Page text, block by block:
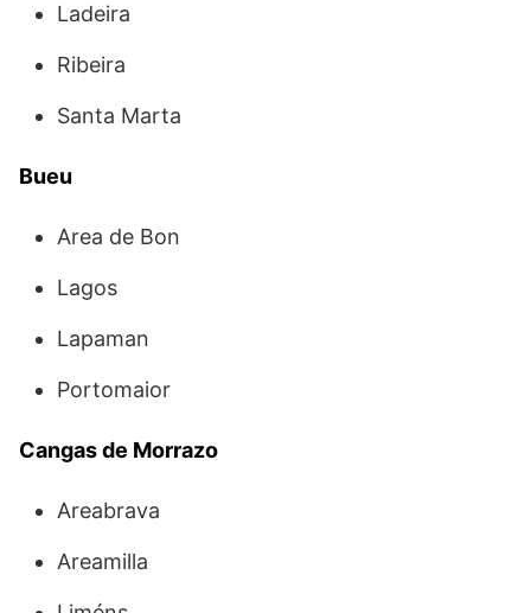
Ladeira
Ribeira
Santa Marta
Bueu
Area de Bon
Lagos
Lapaman
Portomaior
Cangas de Morrazo
Areabrava
Areamilla